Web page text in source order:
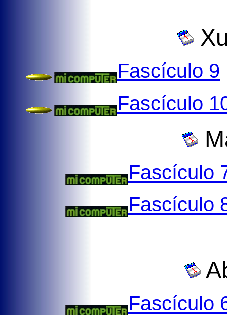
Fascículo 9
Fascículo
Fascículo
Fascículo
Fascículo